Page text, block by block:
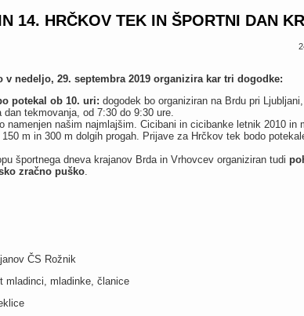
14. HRČKOV TEK IN ŠPORTNI DAN
v nedeljo, 29. septembra 2019 organizira kar tri dogodke:
potekal ob 10. uri: dogodek bo organiziran na Brdu pri
dan tekmovanja, od 7:30 do 9:30 ure.
namenjen našim najmlajšim. Cicibani in cicibanke letnik 2010 in
m in 300 m dolgih progah. Prijave za Hrčkov tek bodo
športnega dneva krajanov Brda in Vrhovcev organiziran tudi
zračno puško.
ČS Rožnik
mladinci, mladinke, članice